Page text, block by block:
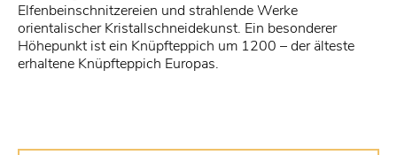
Elfenbeinschnitzereien und strahlende Werke
orientalischer Kristallschneidekunst. Ein besonderer
Höhepunkt ist ein Knüpfteppich um 1200 – der älteste
erhaltene Knüpfteppich Europas.